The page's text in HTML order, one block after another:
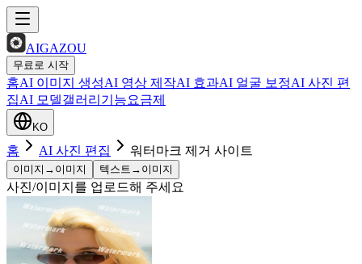
AIGAZOU
무료로 시작
홈AI 이미지 생성AI 영상 제작AI 효과AI 얼굴 보정AI 사진 편
집AI 모델갤러리 기능요금제
KO
홈 AI 사진 편집 워터마크 제거 사이트
이미지→이미지 텍스트→이미지
사진/이미지를 업로드해 주세요